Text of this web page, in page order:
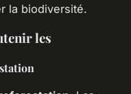
la biodiversité.
les